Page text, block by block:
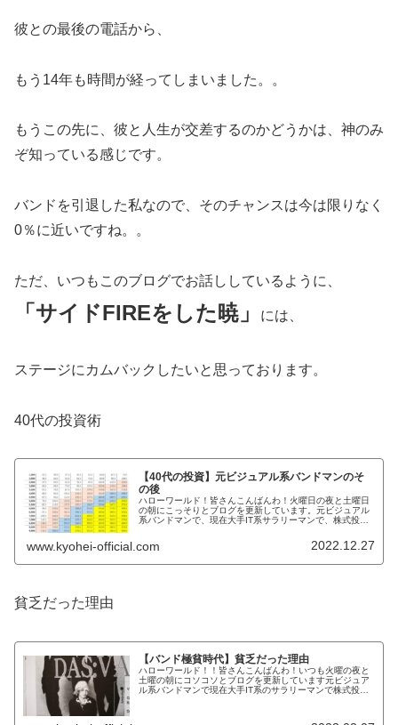
彼との最後の電話から、
もう14年も時間が経ってしまいました。。
もうこの先に、彼と人生が交差するのかどうかは、神のみ
ぞ知っている感じです。
バンドを引退した私なので、そのチャンスは今は限りなく
0％に近いですね。。
ただ、いつもこのブログでお話ししているように、
「サイドFIREをした暁」 には、
ステージにカムバックしたいと思っております。
40代の投資術
【40代の投資】元ビジュアル系バンドマンのそ
の後
ハローワールド！皆さんこんばんわ！火曜日の夜と土曜日
の朝にこっそりとブログを更新しています。元ビジュアル
系バンドマンで、現在大手IT系サラリーマンで、株式投資
www.kyohei-official.com 2022.12.27
貧乏だった理由
【バンド極貧時代】貧乏だった理由
ハローワールド！！皆さんこんばんわ！いつも火曜の夜と
土曜の朝にコソコソとブログを更新しています元ビジュア
ル系バンドマンで現在大手IT系のサラリーマンで株式投資